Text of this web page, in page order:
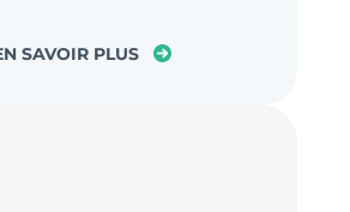
SAVOIR PLUS